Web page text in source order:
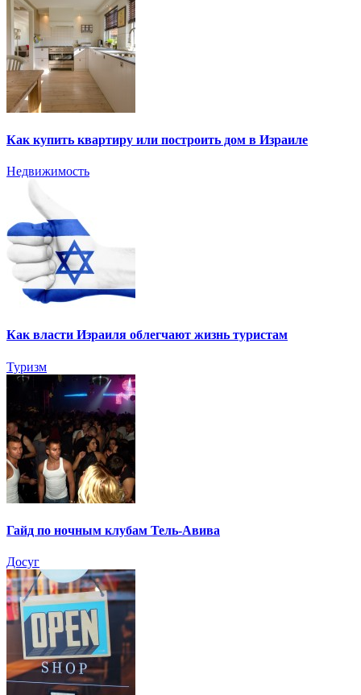
Как купить квартиру или построить дом в Израиле
Недвижимость
Как власти Израиля облегчают жизнь туристам
Туризм
Гайд по ночным клубам Тель-Авива
Досуг